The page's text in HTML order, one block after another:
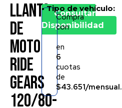
Llanta
de
Moto
RIDE
GEARS
120/80-
*Precio
por
llanta
Consultar
Disponibilidad
Compra
con
en
6
cuotas
de
$43.651/mensual.
• Tipo de vehículo: